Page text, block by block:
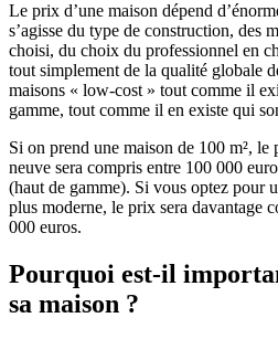
Le prix d’une maison dépend
s’agisse du type de construction, des
choisi, du choix du professionnel en
tout simplement de la qualité globale
maisons « low-cost » tout comme il
gamme, tout comme il en existe qui
Si on prend une maison de 100 m²,
neuve sera compris entre 100 000
(haut de gamme). Si vous optez pour
plus moderne, le prix sera davantage
000 euros.
Pourquoi est-il
sa maison ?